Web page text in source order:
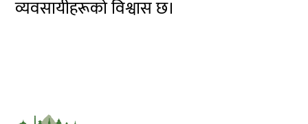
व्यवसायीहरूको विश्वास छ।